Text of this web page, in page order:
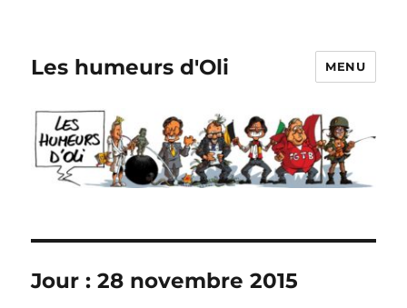
Les humeurs d'Oli MENU
Jour :28 novembre 2015